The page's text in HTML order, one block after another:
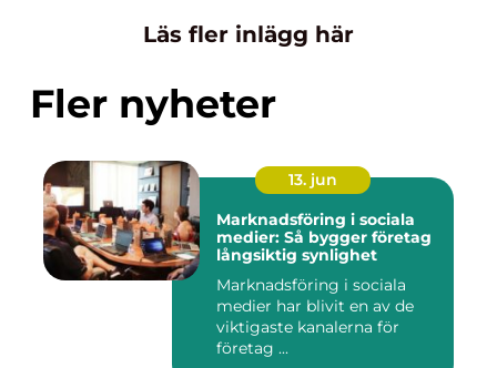
Läs fler inlägg här
Fler nyheter
13. jun
Marknadsföring i sociala
medier: Så bygger företag
långsiktig synlighet
Marknadsföring i sociala
medier har blivit en av de
viktigaste kanalerna för
företag ...